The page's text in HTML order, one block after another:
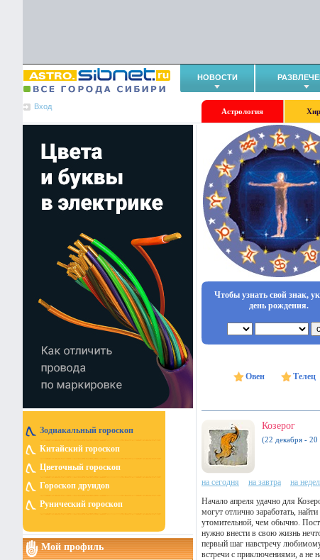
НОВОСТИ
Вход
Астрология
Зодиакальный гороскоп
Китайский гороскоп
Цветочный гороскоп
Гороскоп друидов
Рунический гороскоп
Мой профиль
Чтобы узнать свой знак,
день рождения.
Овен Телец
Козерог
(22 декабря - 20
на сегодня на завтра на
Начало апреля удачно для
могут отлично заработать,
утомительной, чем обычно.
нужно внести в свою жизнь
первый шаг навстречу любимому
встречи с приключениями, а не